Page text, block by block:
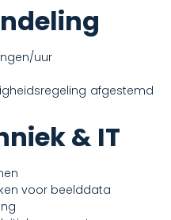
uur
afgestemd
& IT
voor beelddata